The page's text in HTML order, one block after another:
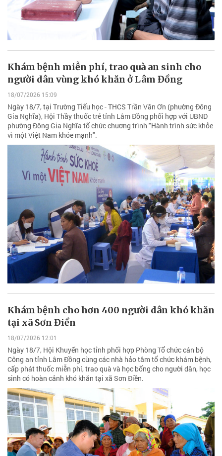
Khám bệnh miễn phí, trao quà an sinh cho
người dân vùng khó khăn ở Lâm Đồng
18/07/2026 15:09
Ngày 18/7, tại Trường Tiểu học - THCS Trần Văn Ơn (phường Đông
Gia Nghĩa), Hội Thầy thuốc trẻ tỉnh Lâm Đồng phối hợp với UBND
phường Đông Gia Nghĩa tổ chức chương trình "Hành trình sức khỏe
vì một Việt Nam khỏe mạnh".
Khám bệnh cho hơn 400 người dân khó khăn
tại xã Sơn Điền
18/07/2026 12:01
Ngày 18/7, Hội Khuyến học tỉnh phối hợp Phòng Tổ chức cán bộ
Công an tỉnh Lâm Đồng cùng các nhà hảo tâm tổ chức khám bệnh,
cấp phát thuốc miễn phí, trao quà và học bổng cho người dân, học
sinh có hoàn cảnh khó khăn tại xã Sơn Điền.